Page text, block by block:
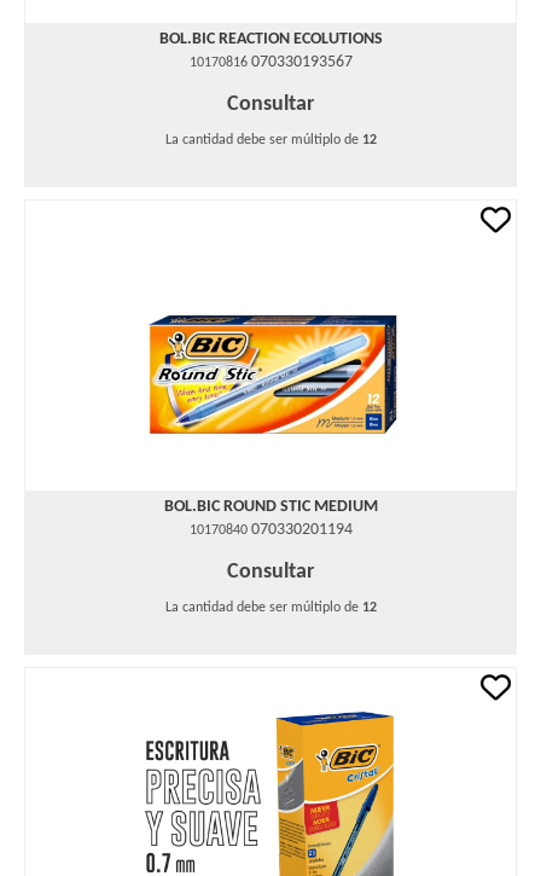
BOL.BIC REACTION ECOLUTIONS
10170816 070330193567
Consultar
La cantidad debe ser múltiplo de 12
BOL.BIC ROUND STIC MEDIUM
10170840 070330201194
Consultar
La cantidad debe ser múltiplo de 12